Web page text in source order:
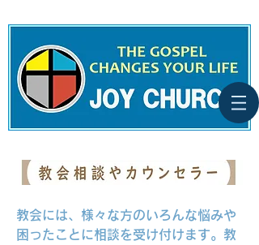
教会には、様々な方のいろんな悩みや
困ったことに相談を受け付けます。教